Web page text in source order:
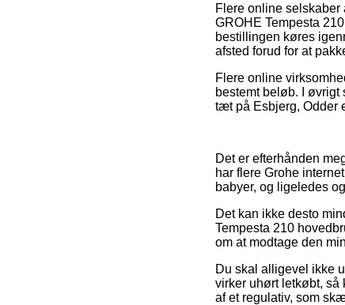
Flere online
GROHE Tempesta
bestillingen køres
afsted forud for at
Flere online
bestemt beløb. I
tæt på Esbjerg, Odder
Det er efterhånden
har flere Grohe
babyer, og ligeledes
Det kan ikke desto
Tempesta 210
om at modtage den
Du skal alligevel ikke
virker uhørt letkøbt,
af et regulativ, som